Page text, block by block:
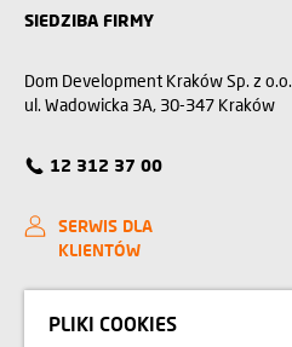
SIEDZIBA FIRMY
Dom Development Kraków Sp. z o.o.
ul. Wadowicka 3A, 30-347 Kraków
12 312 37 00
SERWIS DLA
KLIENTÓW
PLIKI COOKIES